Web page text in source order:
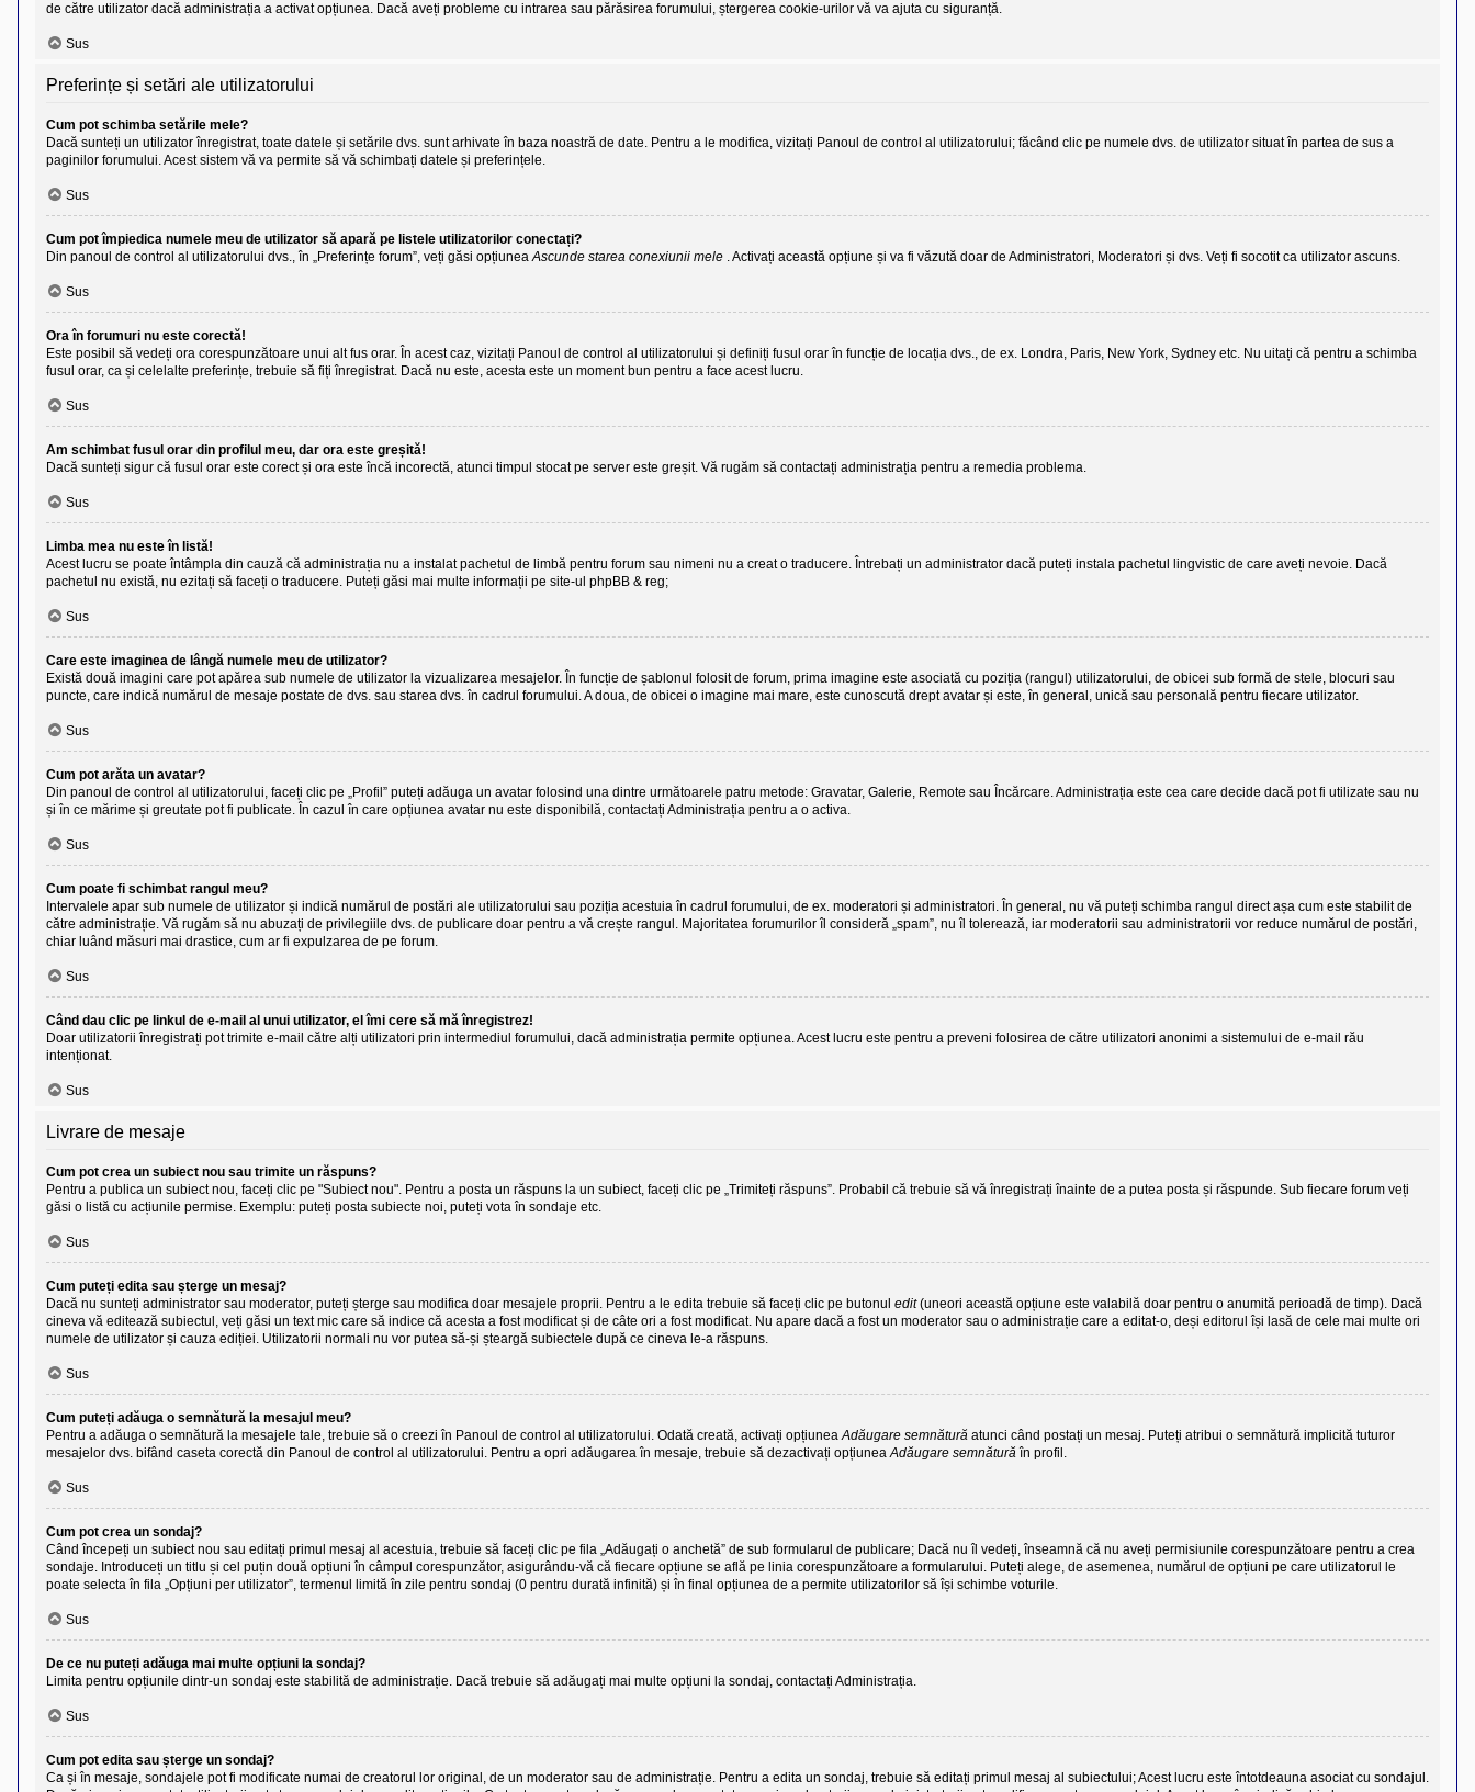
de către utilizator dacă administrația a activat opțiunea. Dacă aveți probleme cu intrarea sau părăsirea forumului, ștergerea cookie-urilor vă va ajuta cu siguranță.
Sus
Preferințe și setări ale utilizatorului
Cum pot schimba setările mele?
Dacă sunteți un utilizator înregistrat, toate datele și setările dvs. sunt arhivate în baza noastră de date. Pentru a le modifica, vizitați Panoul de control al utilizatorului; făcând clic pe numele dvs. de utilizator situat în partea de sus a
paginilor forumului. Acest sistem vă va permite să vă schimbați datele și preferințele.
Sus
Cum pot împiedica numele meu de utilizator să apară pe listele utilizatorilor conectați?
Din panoul de control al utilizatorului dvs., în „Preferințe forum”, veți găsi opțiuneaAscunde starea conexiunii mele . Activați această opțiune și va fi văzută doar de Administratori, Moderatori și dvs. Veți fi socotit ca utilizator ascuns.
Sus
Ora în forumuri nu este corectă!
Este posibil să vedeți ora corespunzătoare unui alt fus orar. În acest caz, vizitați Panoul de control al utilizatorului și definiți fusul orar în funcție de locația dvs., de ex. Londra, Paris, New York, Sydney etc. Nu uitați că pentru a schimba
fusul orar, ca și celelalte preferințe, trebuie să fiți înregistrat. Dacă nu este, acesta este un moment bun pentru a face acest lucru.
Sus
Am schimbat fusul orar din profilul meu, dar ora este greșită!
Dacă sunteți sigur că fusul orar este corect și ora este încă incorectă, atunci timpul stocat pe server este greșit. Vă rugăm să contactați administrația pentru a remedia problema.
Sus
Limba mea nu este în listă!
Acest lucru se poate întâmpla din cauză că administrația nu a instalat pachetul de limbă pentru forum sau nimeni nu a creat o traducere. Întrebați un administrator dacă puteți instala pachetul lingvistic de care aveți nevoie. Dacă
pachetul nu există, nu ezitați să faceți o traducere. Puteți găsi mai multe informații pe site-ul phpBB & reg;
Sus
Care este imaginea de lângă numele meu de utilizator?
Există două imagini care pot apărea sub numele de utilizator la vizualizarea mesajelor. În funcție de șablonul folosit de forum, prima imagine este asociată cu poziția (rangul) utilizatorului, de obicei sub formă de stele, blocuri sau
puncte, care indică numărul de mesaje postate de dvs. sau starea dvs. în cadrul forumului. A doua, de obicei o imagine mai mare, este cunoscută drept avatar și este, în general, unică sau personală pentru fiecare utilizator.
Sus
Cum pot arăta un avatar?
Din panoul de control al utilizatorului, faceți clic pe „Profil” puteți adăuga un avatar folosind una dintre următoarele patru metode: Gravatar, Galerie, Remote sau Încărcare. Administrația este cea care decide dacă pot fi utilizate sau nu
și în ce mărime și greutate pot fi publicate. În cazul în care opțiunea avatar nu este disponibilă, contactați Administrația pentru a o activa.
Sus
Cum poate fi schimbat rangul meu?
Intervalele apar sub numele de utilizator și indică numărul de postări ale utilizatorului sau poziția acestuia în cadrul forumului, de ex. moderatori și administratori. În general, nu vă puteți schimba rangul direct așa cum este stabilit de
către administrație. Vă rugăm să nu abuzați de privilegiile dvs. de publicare doar pentru a vă crește rangul. Majoritatea forumurilor îl consideră „spam”, nu îl tolerează, iar moderatorii sau administratorii vor reduce numărul de postări,
chiar luând măsuri mai drastice, cum ar fi expulzarea de pe forum.
Sus
Când dau clic pe linkul de e-mail al unui utilizator, el îmi cere să mă înregistrez!
Doar utilizatorii înregistrați pot trimite e-mail către alți utilizatori prin intermediul forumului, dacă administrația permite opțiunea. Acest lucru este pentru a preveni folosirea de către utilizatori anonimi a sistemului de e-mail rău
intenționat.
Sus
Livrare de mesaje
Cum pot crea un subiect nou sau trimite un răspuns?
Pentru a publica un subiect nou, faceți clic pe "Subiect nou". Pentru a posta un răspuns la un subiect, faceți clic pe „Trimiteți răspuns”. Probabil că trebuie să vă înregistrați înainte de a putea posta și răspunde. Sub fiecare forum veți
găsi o listă cu acțiunile permise. Exemplu: puteți posta subiecte noi, puteți vota în sondaje etc.
Sus
Cum puteți edita sau șterge un mesaj?
Dacă nu sunteți administrator sau moderator, puteți șterge sau modifica doar mesajele proprii. Pentru a le edita trebuie să faceți clic pe butonul edit(uneori această opțiune este valabilă doar pentru o anumită perioadă de timp). Dacă
cineva vă editează subiectul, veți găsi un text mic care să indice că acesta a fost modificat și de câte ori a fost modificat. Nu apare dacă a fost un moderator sau o administrație care a editat-o, deși editorul își lasă de cele mai multe ori
numele de utilizator și cauza ediției. Utilizatorii normali nu vor putea să-și șteargă subiectele după ce cineva le-a răspuns.
Sus
Cum puteți adăuga o semnătură la mesajul meu?
Pentru a adăuga o semnătură la mesajele tale, trebuie să o creezi în Panoul de control al utilizatorului. Odată creată, activați opțiuneaAdăugare semnătură atunci când postați un mesaj. Puteți atribui o semnătură implicită tuturor
mesajelor dvs. bifând caseta corectă din Panoul de control al utilizatorului. Pentru a opri adăugarea în mesaje, trebuie să dezactivați opțiuneaAdăugare semnătură în profil.
Sus
Cum pot crea un sondaj?
Când începeți un subiect nou sau editați primul mesaj al acestuia, trebuie să faceți clic pe fila „Adăugați o anchetă” de sub formularul de publicare; Dacă nu îl vedeți, înseamnă că nu aveți permisiunile corespunzătoare pentru a crea
sondaje. Introduceți un titlu și cel puțin două opțiuni în câmpul corespunzător, asigurându-vă că fiecare opțiune se află pe linia corespunzătoare a formularului. Puteți alege, de asemenea, numărul de opțiuni pe care utilizatorul le
poate selecta în fila „Opțiuni per utilizator”, termenul limită în zile pentru sondaj (0 pentru durată infinită) și în final opțiunea de a permite utilizatorilor să își schimbe voturile.
Sus
De ce nu puteți adăuga mai multe opțiuni la sondaj?
Limita pentru opțiunile dintr-un sondaj este stabilită de administrație. Dacă trebuie să adăugați mai multe opțiuni la sondaj, contactați Administrația.
Sus
Cum pot edita sau șterge un sondaj?
Ca și în mesaje, sondajele pot fi modificate numai de creatorul lor original, de un moderator sau de administrație. Pentru a edita un sondaj, trebuie să editați primul mesaj al subiectului; Acest lucru este întotdeauna asociat cu sondajul.